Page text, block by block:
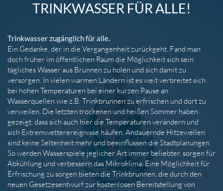
TRINKWASSER FÜR ALLE!
Trinkwasser zugänglich für alle.
Ein Gedanke, der in die Vergangenheit zurückgeht. Fand man
doch früher im öffentlichen Raum die Möglichkeit sich sein
tägliches Wasser aus Brunnen zu holen und sich damit zu
versorgen. In vielen warmen Ländern ist es weit verbreitet sich
bei hohen Temperaturen bei einer kurzen Pause an
Wasserquellen wie z.B. Trinkbrunnen zu erfrischen und dort zu
verweilen. Die letzten trockenen und heißen Sommer haben
gezeigt, dass sich auch hier die Temperaturen verändern und
sich Extremwetterereignisse häufen. Andauernde Hitzewellen
sind keine Seltenheit mehr und beeinflussen die Stadtplanungen.
So werden Wasserspiele jeglicher Art immer beliebter, sorgen für
Abkühlung und verbessern das Mikroklima. Eine Möglichkeit für
Erfrischung zu sorgen bieten die Trinkbrunnen, die durch den
neuen Gesetzesentwurf zur kostenlosen Bereitstellung von